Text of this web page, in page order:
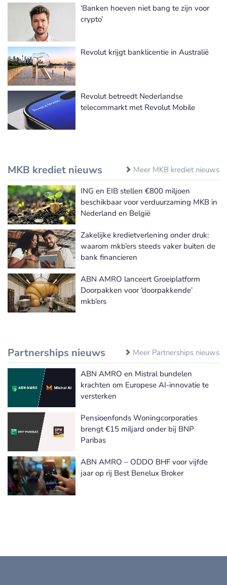
‘Banken hoeven niet bang te zijn voor
crypto’
Revolut krijgt banklicentie in Australië
Revolut betreedt Nederlandse
telecommarkt met Revolut Mobile
MKB krediet nieuws Meer MKB krediet nieuws
ING en EIB stellen €800 miljoen
beschikbaar voor verduurzaming MKB in
Nederland en België
Zakelijke kredietverlening onder druk:
waarom mkb’ers steeds vaker buiten de
bank financieren
ABN AMRO lanceert Groeiplatform
Doorpakken voor ‘doorpakkende’
mkb’ers
Partnerships nieuws Meer Partnerships nieuws
ABN AMRO en Mistral bundelen
krachten om Europese AI-innovatie te
versterken
Pensioenfonds Woningcorporaties
brengt €15 miljard onder bij BNP
Paribas
ABN AMRO – ODDO BHF voor vijfde
jaar op rij Best Benelux Broker